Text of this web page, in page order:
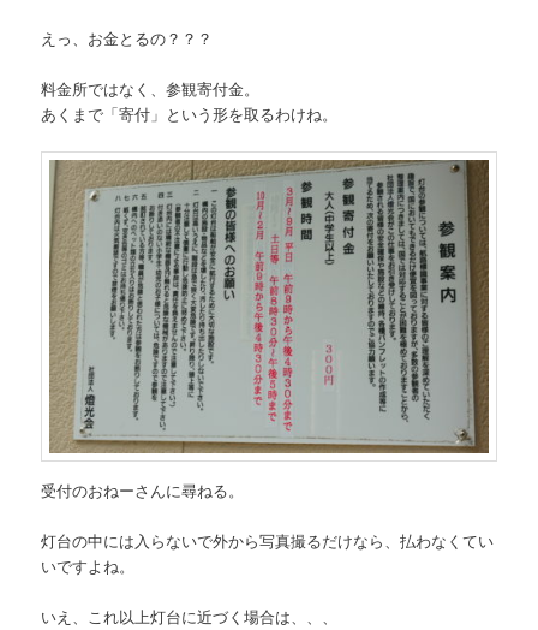
えっ、お金とるの？？？
料金所ではなく、参観寄付金。
あくまで「寄付」という形を取るわけね。
受付のおねーさんに尋ねる。
灯台の中には入らないで外から写真撮るだけなら、払わなくてい
いですよね。
いえ、これ以上灯台に近づく場合は、、、